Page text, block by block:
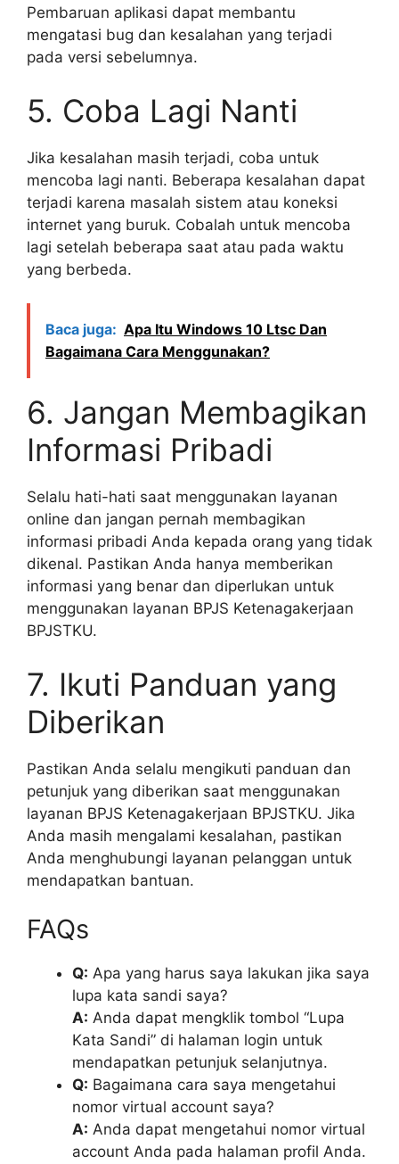
Pembaruan aplikasi dapat membantu
mengatasi bug dan kesalahan yang terjadi
pada versi sebelumnya.
5. Coba Lagi Nanti
Jika kesalahan masih terjadi, coba untuk
mencoba lagi nanti. Beberapa kesalahan dapat
terjadi karena masalah sistem atau koneksi
internet yang buruk. Cobalah untuk mencoba
lagi setelah beberapa saat atau pada waktu
yang berbeda.
Baca juga: Apa Itu Windows 10 Ltsc Dan
Bagaimana Cara Menggunakan?
6. Jangan Membagikan
Informasi Pribadi
Selalu hati-hati saat menggunakan layanan
online dan jangan pernah membagikan
informasi pribadi Anda kepada orang yang tidak
dikenal. Pastikan Anda hanya memberikan
informasi yang benar dan diperlukan untuk
menggunakan layanan BPJS Ketenagakerjaan
BPJSTKU.
7. Ikuti Panduan yang
Diberikan
Pastikan Anda selalu mengikuti panduan dan
petunjuk yang diberikan saat menggunakan
layanan BPJS Ketenagakerjaan BPJSTKU. Jika
Anda masih mengalami kesalahan, pastikan
Anda menghubungi layanan pelanggan untuk
mendapatkan bantuan.
FAQs
Q: Apa yang harus saya lakukan jika saya
lupa kata sandi saya?
A: Anda dapat mengklik tombol “Lupa
Kata Sandi” di halaman login untuk
mendapatkan petunjuk selanjutnya.
Q: Bagaimana cara saya mengetahui
nomor virtual account saya?
A: Anda dapat mengetahui nomor virtual
account Anda pada halaman profil Anda.